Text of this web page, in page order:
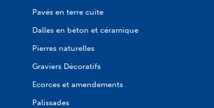
Pavés en terre cuite
Dalles en béton et céramique
Pierres naturelles
Graviers Décoratifs
Ecorces et amendements
Palissades